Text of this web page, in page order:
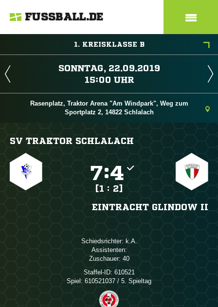
FUSSBALL.DE
1. KREISKLASSE B
 
 
Rasenplatz, Traktor Arena "Am Windpark", Weg zum
Sportplatz 2, 14822 Schlalach
SV TRAKTOR SCHLALACH
:
[1 : 2]
EINTRACHT GLINDOW II
Schiedsrichter: 
Assistenten:
Zuschauer: 40
Staffel-ID: 610521
Spiel: 610521037 / 5. Spieltag